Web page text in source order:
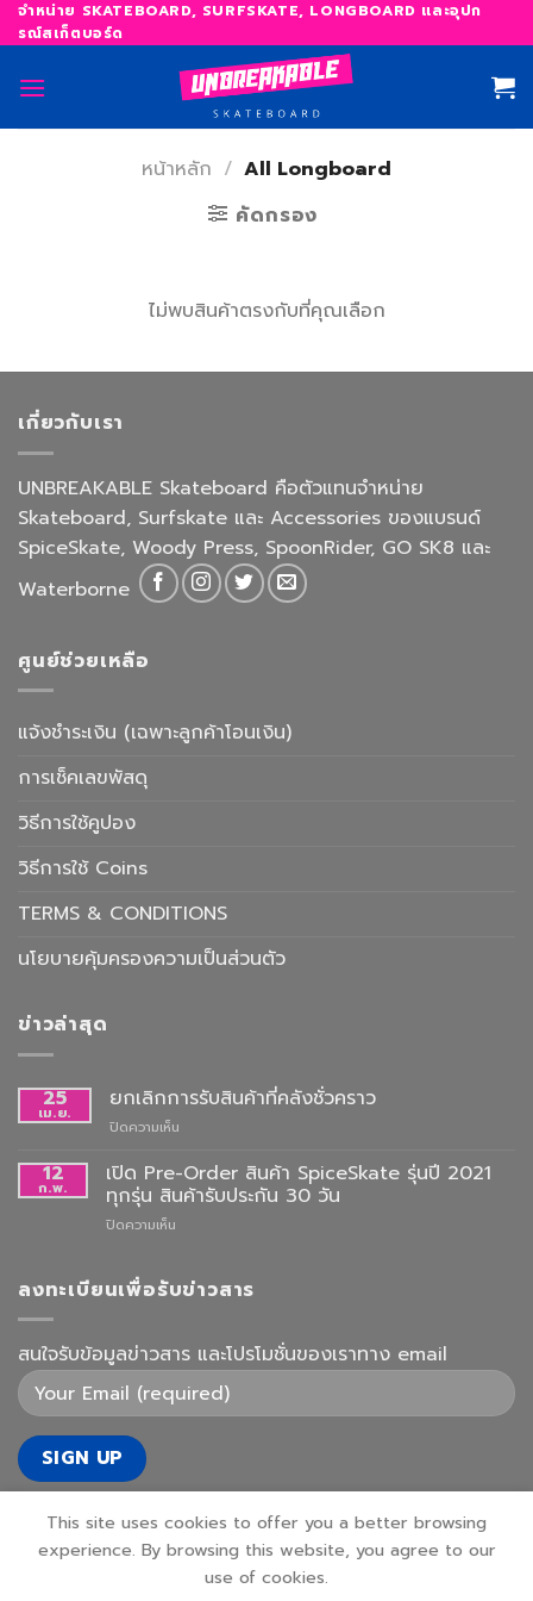
Skip
to
content
จำหน่าย SKATEBOARD, SURFSKATE, LONGBOARD และอุปก
รณ์สเก็ตบอร์ด
หน้าหลัก / All Longboard
คัดกรอง
ไม่พบสินค้าตรงกับที่คุณเลือก
เกี่ยวกับเรา
UNBREAKABLE Skateboard คือตัวแทนจำหน่าย
Skateboard, Surfskate และ Accessories ของแบรนด์
SpiceSkate, Woody Press, SpoonRider, GO SK8 และ
Waterborne
ศูนย์ช่วยเหลือ
แจ้งชำระเงิน (เฉพาะลูกค้าโอนเงิน)
การเช็คเลขพัสดุ
วิธีการใช้คูปอง
วิธีการใช้ Coins
TERMS & CONDITIONS
นโยบายคุ้มครองความเป็นส่วนตัว
ข่าวล่าสุด
25
เม.ย.
ยกเลิกการรับสินค้าที่คลังชั่วคราว
ปิดความเห็น
การ
รับ
สินค้า
12
ก.พ.
เปิด Pre-Order สินค้า SpiceSkate รุ่นปี 2021
ทุกรุ่น สินค้ารับประกัน 30 วัน
ปิดความเห็น
Order
รุ่น
ปี
2021
ทุก
ประกัน
วัน
ลงทะเบียนเพื่อรับข่าวสาร
สนใจรับข้อมูลข่าวสาร และโปรโมชั่นของเราทาง email
This site uses cookies to offer you a better browsing
experience. By browsing this website, you agree to our
use of cookies.